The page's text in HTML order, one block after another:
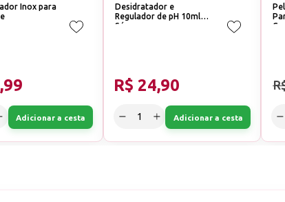
Inox para
Adicionar a cesta
Desidratador e
Regulador de pH 10ml
Séven
R$ 24,90
Adicionar a cesta